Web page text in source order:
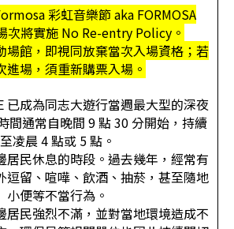
彩虹音樂節 aka FORMOSA
次將實施 No Re-entry Policy。
場館，即視同放棄當次入場資格；若
進場，須重新購票入場。
已成為同志大遊行當週最大型的深夜
間通常自晚間 9 點 30 分開始，持續
至凌晨 4 點或 5 點。
居民休息的時段。過去幾年，經常有
逗留、喧嘩、飲酒、抽菸，甚至隨地
小便等不當行為。
居民強烈不滿，並對當地環境造成不